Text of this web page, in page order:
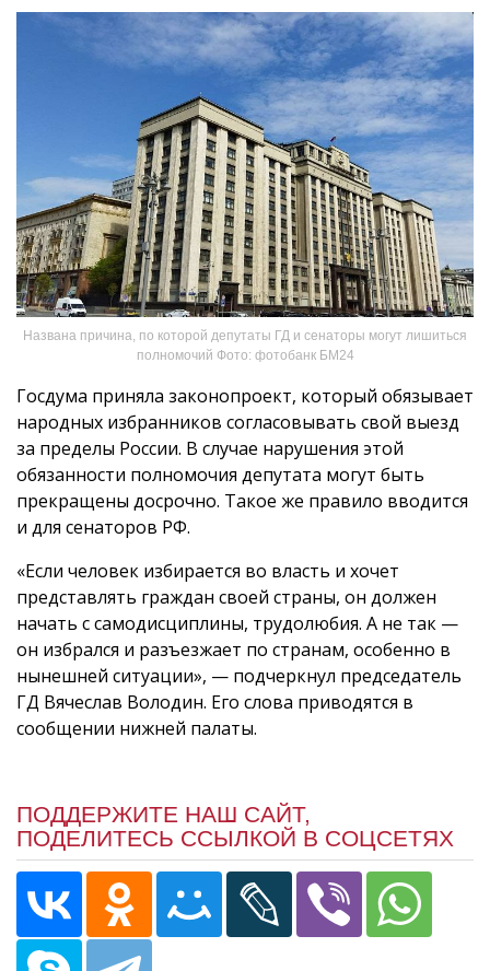
Названа причина, по которой депутаты ГД и сенаторы могут лишиться
полномочий Фото: фотобанк БМ24
Госдума приняла законопроект, который обязывает
народных избранников согласовывать свой выезд
за пределы России. В случае нарушения этой
обязанности полномочия депутата могут быть
прекращены досрочно. Такое же правило вводится
и для сенаторов РФ.
«Если человек избирается во власть и хочет
представлять граждан своей страны, он должен
начать с самодисциплины, трудолюбия. А не так —
он избрался и разъезжает по странам, особенно в
нынешней ситуации», — подчеркнул председатель
ГД Вячеслав Володин. Его слова приводятся в
сообщении нижней палаты.
ПОДДЕРЖИТЕ НАШ САЙТ,
ПОДЕЛИТЕСЬ ССЫЛКОЙ В СОЦСЕТЯХ